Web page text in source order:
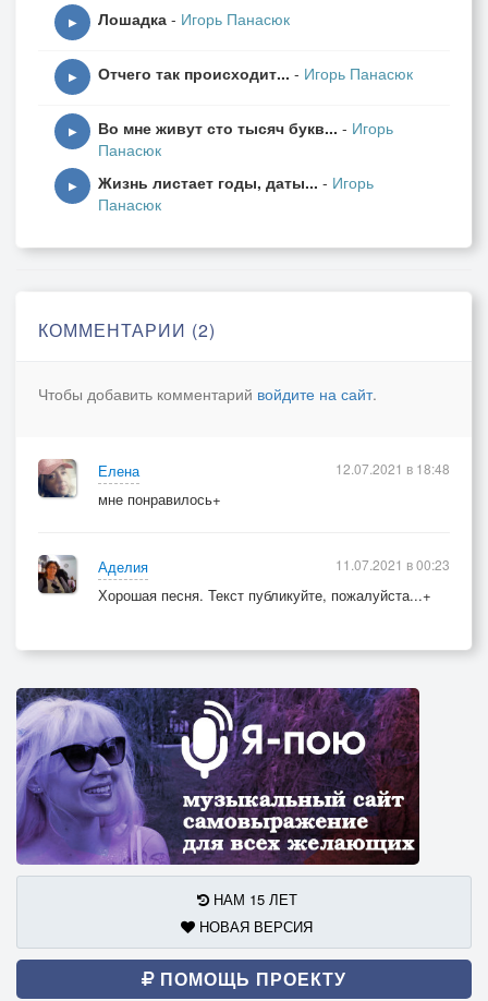
▶ Лошадка - Игорь Панасюк
▶ Отчего так происходит... - Игорь Панасюк
▶ Во мне живут сто тысяч букв... - Игорь
Панасюк
▶ Жизнь листает годы, даты... - Игорь
Панасюк
КОММЕНТАРИИ (2)
Чтобы добавить комментарий войдите на сайт.
Елена
мне понравилось+
12.07.2021 в 18:48
Аделия
Хорошая песня. Текст публикуйте, пожалуйста...+
11.07.2021 в 00:23
НАМ 15 ЛЕТ
НОВАЯ ВЕРСИЯ
ПОМОЩЬ ПРОЕКТУ